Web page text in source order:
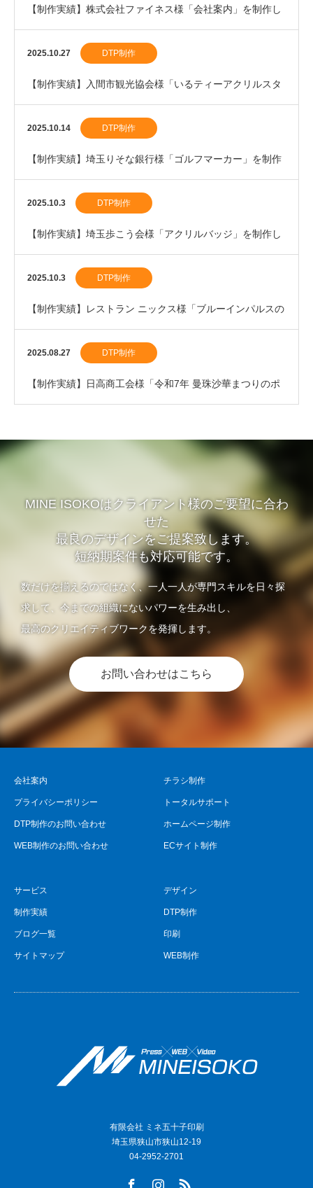
【制作実績】株式会社ファイネス様「会社案内」を制作し
ました。
2025.10.27 DTP制作
【制作実績】入間市観光協会様「いるティーアクリルスタ
ンド」を制作しました。
2025.10.14 DTP制作
【制作実績】埼玉りそな銀行様「ゴルフマーカー」を制作
しました。
2025.10.3 DTP制作
【制作実績】埼玉歩こう会様「アクリルバッジ」を制作し
ました。
2025.10.3 DTP制作
【制作実績】レストラン ニックス様「ブルーインパルスの
割箸」を制作しました。
2025.08.27 DTP制作
【制作実績】日高商工会様「令和7年 曼珠沙華まつりのポ
MINE ISOKOはクライアント様のご要望に合わ
せた
最良のデザインをご提案致します。
短納期案件も対応可能です。
数だけを揃えるのではなく、一人一人が専門スキルを日々探
求して、今までの組織にないパワーを生み出し、
最高のクリエイティブワークを発揮します。
お問い合わせはこちら
会社案内
プライバシーポリシー
DTP制作のお問い合わせ
WEB制作のお問い合わせ
チラシ制作
トータルサポート
ホームページ制作
ECサイト制作
サービス
制作実績
ブログ一覧
サイトマップ
デザイン
DTP制作
印刷
WEB制作
有限会社 ミネ五十子印刷
埼玉県狭山市狭山12-19
04-2952-2701